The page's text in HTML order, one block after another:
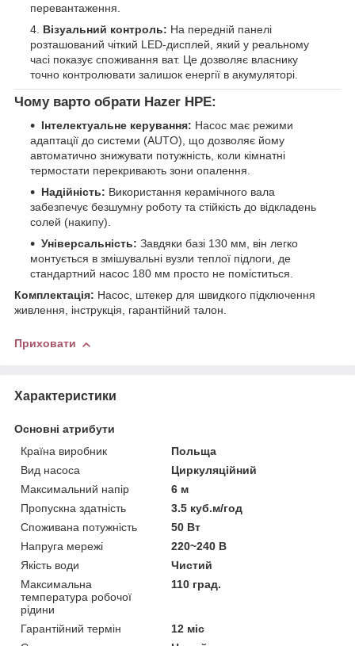
перевантаження.
Візуальний контроль: На передній панелі
розташований чіткий LED-дисплей, який у реальному
часі показує споживання ват. Це дозволяє власнику
точно контролювати залишок енергії в акумуляторі.
Чому варто обрати Hazer HPE:
Інтелектуальне керування: Насос має режими
адаптації до системи (AUTO), що дозволяє йому
автоматично знижувати потужність, коли кімнатні
термостати перекривають зони опалення.
Надійність: Використання керамічного вала
забезпечує безшумну роботу та стійкість до відкладень
солей (накипу).
Універсальність: Завдяки базі 130 мм, він легко
монтується в змішувальні вузли теплої підлоги, де
стандартний насос 180 мм просто не поміститься.
Комплектація: Насос, штекер для швидкого підключення
живлення, інструкція, гарантійний талон.
Приховати
Характеристики
Основні атрибути
Країна виробник
Польща
Вид насоса
Циркуляційний
Максимальний напір
6 м
Пропускна здатність
3.5 куб.м/год
Споживана потужність
50 Вт
Напруга мережі
220~240 В
Якість води
Чистий
Максимальна
температура робочої
рідини
110 град.
Гарантійний термін
12 міс